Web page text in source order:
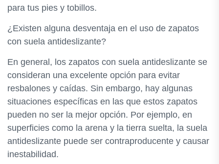
para tus pies y tobillos.
¿Existen alguna desventaja en el uso de zapatos
con suela antideslizante?
En general, los zapatos con suela antideslizante se
consideran una excelente opción para evitar
resbalones y caídas. Sin embargo, hay algunas
situaciones específicas en las que estos zapatos
pueden no ser la mejor opción. Por ejemplo, en
superficies como la arena y la tierra suelta, la suela
antideslizante puede ser contraproducente y causar
inestabilidad.